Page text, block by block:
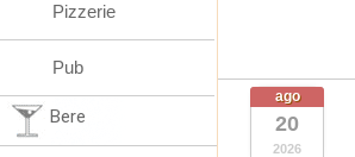
ago
20
2026
Pizzerie
Pub
Bere